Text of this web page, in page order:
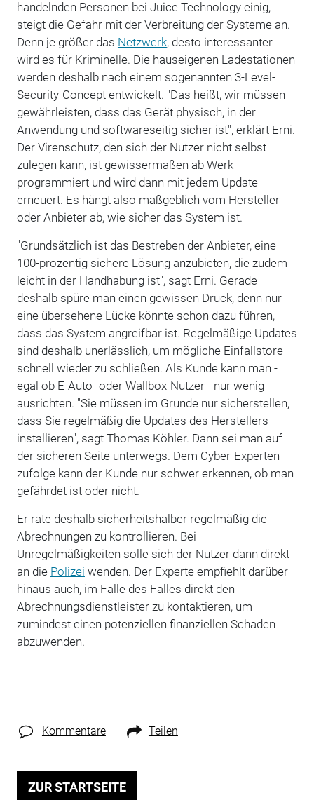
handelnden Personen bei Juice Technology einig,
steigt die Gefahr mit der Verbreitung der Systeme an.
Denn je größer das Netzwerk, desto interessanter
wird es für Kriminelle. Die hauseigenen Ladestationen
werden deshalb nach einem sogenannten 3-Level-
Security-Concept entwickelt. "Das heißt, wir müssen
gewährleisten, dass das Gerät physisch, in der
Anwendung und softwareseitig sicher ist", erklärt Erni.
Der Virenschutz, den sich der Nutzer nicht selbst
zulegen kann, ist gewissermaßen ab Werk
programmiert und wird dann mit jedem Update
erneuert. Es hängt also maßgeblich vom Hersteller
oder Anbieter ab, wie sicher das System ist.
"Grundsätzlich ist das Bestreben der Anbieter, eine
100-prozentig sichere Lösung anzubieten, die zudem
leicht in der Handhabung ist", sagt Erni. Gerade
deshalb spüre man einen gewissen Druck, denn nur
eine übersehene Lücke könnte schon dazu führen,
dass das System angreifbar ist. Regelmäßige Updates
sind deshalb unerlässlich, um mögliche Einfallstore
schnell wieder zu schließen. Als Kunde kann man -
egal ob E-Auto- oder Wallbox-Nutzer - nur wenig
ausrichten. "Sie müssen im Grunde nur sicherstellen,
dass Sie regelmäßig die Updates des Herstellers
installieren", sagt Thomas Köhler. Dann sei man auf
der sicheren Seite unterwegs. Dem Cyber-Experten
zufolge kann der Kunde nur schwer erkennen, ob man
gefährdet ist oder nicht.
Er rate deshalb sicherheitshalber regelmäßig die
Abrechnungen zu kontrollieren. Bei
Unregelmäßigkeiten solle sich der Nutzer dann direkt
an die Polizei wenden. Der Experte empfiehlt darüber
hinaus auch, im Falle des Falles direkt den
Abrechnungsdienstleister zu kontaktieren, um
zumindest einen potenziellen finanziellen Schaden
abzuwenden.
Kommentare Teilen
ZUR STARTSEITE